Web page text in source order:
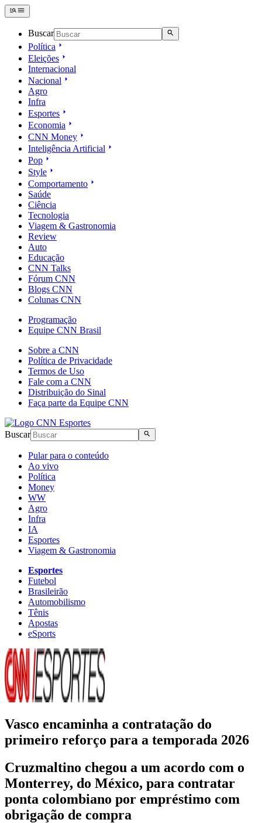
Buscar
Política
Eleições
Internacional
Nacional
Agro
Infra
Esportes
Economia
CNN Money
Inteligência Artificial
Pop
Style
Comportamento
Saúde
Ciência
Tecnologia
Viagem & Gastronomia
Review
Auto
Educação
CNN Talks
Fórum CNN
Blogs CNN
Colunas CNN
Programação
Equipe CNN Brasil
Sobre a CNN
Política de Privacidade
Termos de Uso
Fale com a CNN
Distribuição do Sinal
Faça parte da Equipe CNN
Buscar
Pular para o conteúdo
Ao vivo
Política
Money
WW
Agro
Infra
IA
Esportes
Viagem & Gastronomia
Esportes
Futebol
Brasileirão
Automobilismo
Tênis
Apostas
eSports
Vasco encaminha a contratação do
primeiro reforço para a temporada 2026
Cruzmaltino chegou a um acordo com o
Monterrey, do México, para contratar
ponta colombiano por empréstimo com
obrigação de compra